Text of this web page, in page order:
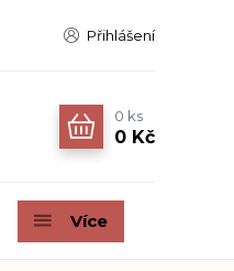
Přihlášení
0 ks
0 Kč
Více